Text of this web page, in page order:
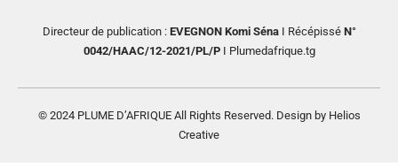
Directeur de publication : EVEGNON Komi SénaI RécépisséN°
0042/HAAC/12-2021/PL/PI Plumedafrique.tg
© 2024 PLUME D’AFRIQUE All Rights Reserved. Design by Helios
Creative